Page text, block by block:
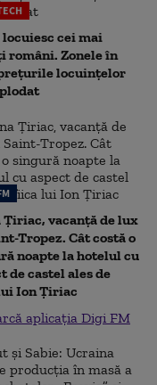
locuiesc cei mai
români. Zonele în
locuințelor
Țiriac, vacanță de lux
Tropez. Cât costă o
noapte la hotelul cu
de castel ales de
Ion Țiriac
aplicația Digi FM